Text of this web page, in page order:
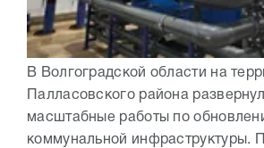
В Волгоградской области на
Палласовского района
масштабные работы по
коммунальной инфраструктуры.